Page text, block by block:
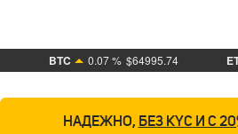
BTC 0.07 % $64995.74
НАДЕЖНО, БЕЗ KYC И С